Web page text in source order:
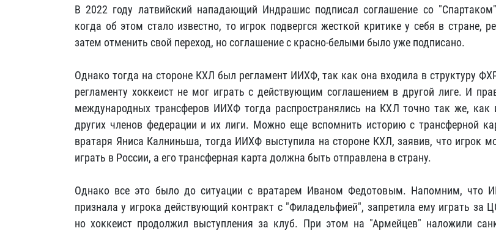
В 2022 году латвийский нападающий Индрашис подписал соглашение со
когда об этом стало известно, то игрок подвергся жесткой критике у себя в стране,
затем отменить свой переход, но соглашение с красно-белыми было уже подписано.
Однако тогда на стороне КХЛ был регламент ИИХФ, так как она входила в структуру
регламенту хоккеист не мог играть с действующим соглашением в другой лиге. И
международных трансферов ИИХФ тогда распространялись на КХЛ точно так же, как
других членов федерации и их лиги. Можно еще вспомнить историю с трансферной
вратаря Яниса Калниньша, тогда ИИХФ выступила на стороне КХЛ, заявив, что игрок
играть в России, а его трансферная карта должна быть отправлена в страну.
Однако все это было до ситуации с вратарем Иваном Федотовым. Напомним, что
признала у игрока действующий контракт с "Филадельфией", запретила ему играть за
но хоккеист продолжил выступления за клуб. При этом на "Армейцев" наложили